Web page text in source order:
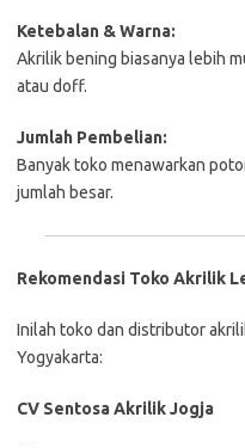
Ketebalan & Warna:
Akrilikbening biasanya lebih
atau doff.
Jumlah Pembelian:
Banyaktoko menawarkan
jumlah besar.
Rekomendasi Toko Akrilik
Inilah toko dan distributor
Yogyakarta:
CV Sentosa AkrilikJogja